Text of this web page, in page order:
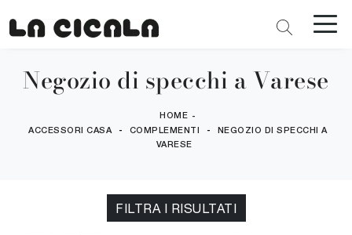
Negozio di specchi a Varese
HOME -
ACCESSORI CASA - COMPLEMENTI -
NEGOZIO DI SPECCHI A
VARESE
FILTRA I RISULTATI